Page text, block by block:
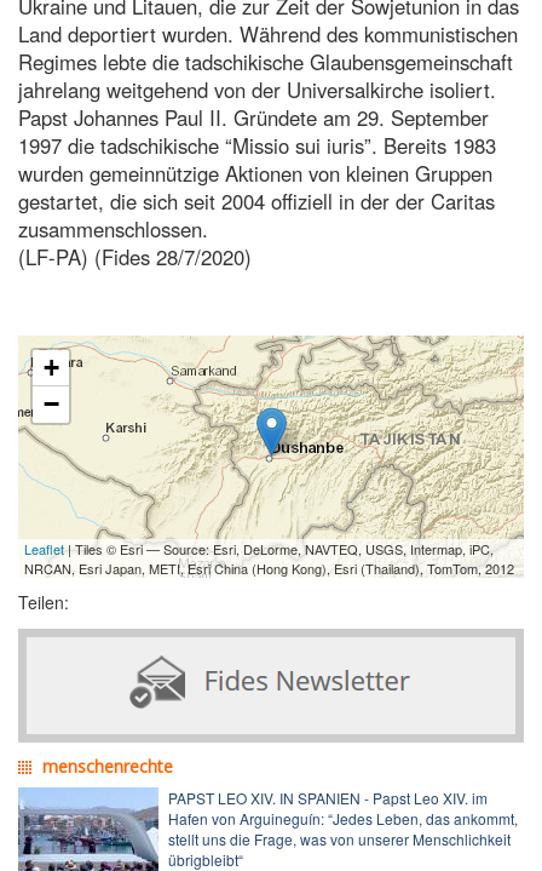
Ukraine und Litauen, die zur Zeit der Sowjetunion in das
Land deportiert wurden. Während des kommunistischen
Regimes lebte die tadschikische Glaubensgemeinschaft
jahrelang weitgehend von der Universalkirche isoliert.
Papst Johannes Paul II. Gründete am 29. September
1997 die tadschikische “Missio sui iuris”. Bereits 1983
wurden gemeinnützige Aktionen von kleinen Gruppen
gestartet, die sich seit 2004 offiziell in der der Caritas
zusammenschlossen.
(LF-PA) (Fides 28/7/2020)
+
−
Leaflet| Tiles © Esri — Source: Esri, DeLorme, NAVTEQ, USGS, Intermap, iPC,
NRCAN, Esri Japan, METI, Esri China (Hong Kong), Esri (Thailand), TomTom, 2012
Teilen:
menschenrechte
PAPST LEO XIV. IN SPANIEN - Papst Leo XIV. im
Hafen von Arguineguín: “Jedes Leben, das ankommt,
stellt uns die Frage, was von unserer Menschlichkeit
übrigbleibt“